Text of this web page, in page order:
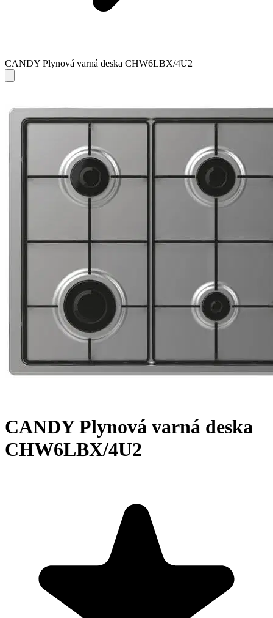
CANDY Plynová varná deska CHW6LBX/4U2
CANDY Plynová varná deska
CHW6LBX/4U2